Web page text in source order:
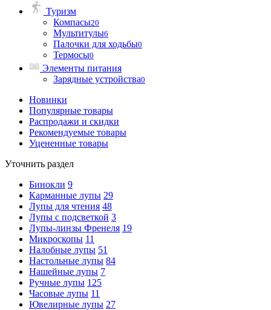
Туризм
Компасы20
Мультитулы6
Палочки для ходьбы0
Термосы0
Элементы питания
Зарядные устройства0
Новинки
Популярные товары
Распродажи и скидки
Рекомендуемые товары
Уцененные товары
Уточнить раздел
Бинокли 9
Карманные лупы 29
Лупы для чтения 48
Лупы с подсветкой 3
Лупы-линзы Френеля 19
Микроскопы 11
Налобные лупы 51
Настольные лупы 84
Нашейные лупы 7
Ручные лупы 125
Часовые лупы 11
Ювелирные лупы 27